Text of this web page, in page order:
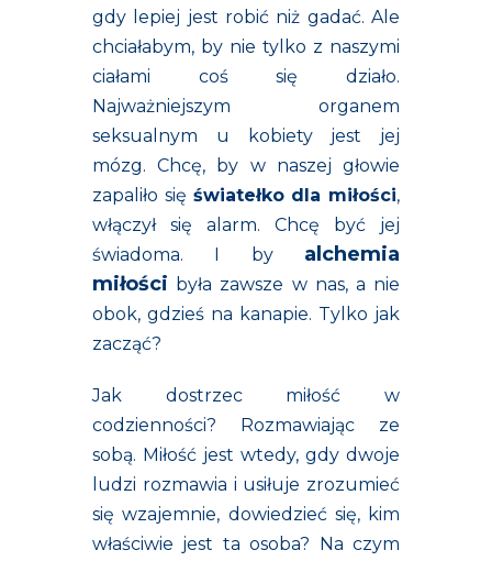
gdy lepiej jest robić niż gadać. Ale
chciałabym, by nie tylko z naszymi
ciałami coś się działo.
Najważniejszym organem
seksualnym u kobiety jest jej
mózg. Chcę, by w naszej głowie
zapaliło się światełko dla miłości,
włączył się alarm. Chcę być jej
świadoma. I by alchemia
miłości była zawsze w nas, a nie
obok, gdzieś na kanapie. Tylko jak
zacząć?
Jak dostrzec miłość w
codzienności? Rozmawiając ze
sobą. Miłość jest wtedy, gdy dwoje
ludzi rozmawia i usiłuje zrozumieć
się wzajemnie, dowiedzieć się, kim
właściwie jest ta osoba? Na czym